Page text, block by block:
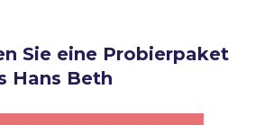
Sie eine Probierpaket
Hans Beth